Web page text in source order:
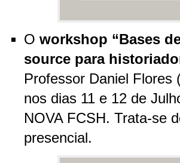
O workshop “Bases
source para
Professor Daniel Flores
nos dias 11 e 12 de
NOVA FCSH. Trata-se
presencial.